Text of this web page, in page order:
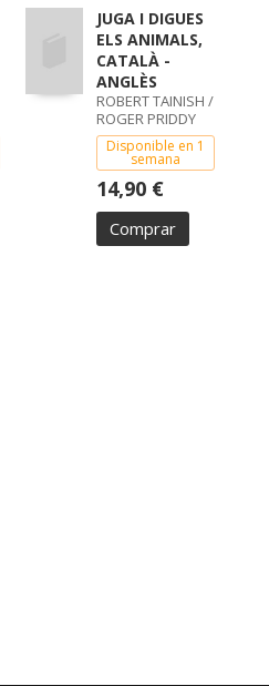
JUGA I DIGUES
ELS ANIMALS,
CATALÀ -
ANGLÈS
ROBERT TAINISH /
ROGER PRIDDY
Disponible en 1
semana
14,90 €
Comprar